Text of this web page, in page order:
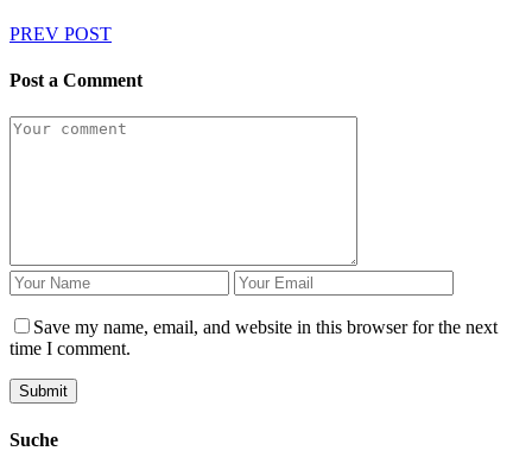
PREV POST
Post a Comment
Save my name, email, and website in this browser for the next
time I comment.
Submit
Suche